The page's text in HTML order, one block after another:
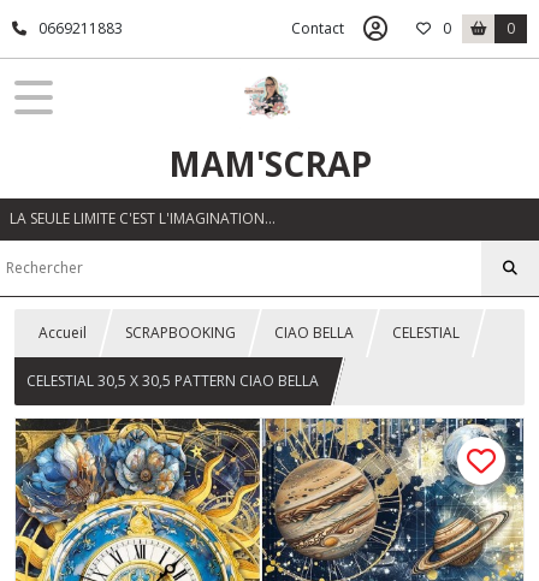
0669211883 Contact 0 0
MAM'SCRAP
LA SEULE LIMITE C'EST L'IMAGINATION…
Accueil SCRAPBOOKING CIAO BELLA CELESTIAL
CELESTIAL 30,5 X 30,5 PATTERN CIAO BELLA